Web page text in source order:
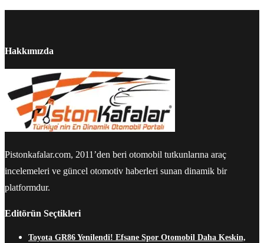
Hakkımızda
Pistonkafalar.com, 2011’den beri otomobil tutkunlarına araç
incelemeleri ve güncel otomotiv haberleri sunan dinamik bir
platformdur.
Editörün Seçtikleri
Toyota GR86 Yenilendi! Efsane Spor Otomobil Daha Keskin,